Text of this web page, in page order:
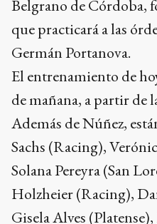
Belgrano de Córdoba,
que practicará a las
Germán Portanova.
El entrenamiento de
de mañana, a partir de
Además de Núñez,
Sachs (Racing),
Solana Pereyra (San
Holzheier (Racing),
Gisela Alves